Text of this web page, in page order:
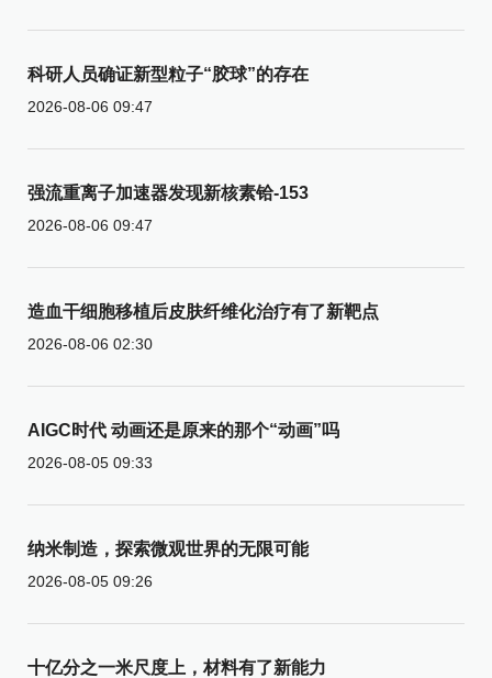
科研人员确证新型粒子“胶球”的存在
2026-08-06 09:47
强流重离子加速器发现新核素铪-153
2026-08-06 09:47
造血干细胞移植后皮肤纤维化治疗有了新靶点
2026-08-06 02:30
AIGC时代 动画还是原来的那个“动画”吗
2026-08-05 09:33
纳米制造，探索微观世界的无限可能
2026-08-05 09:26
十亿分之一米尺度上，材料有了新能力